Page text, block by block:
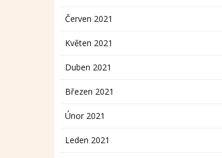
Červen 2021
Květen 2021
Duben 2021
Březen 2021
Únor 2021
Leden 2021